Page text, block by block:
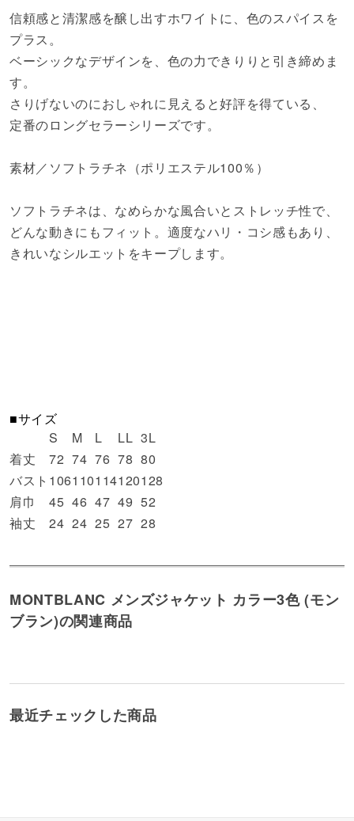
信頼感と清潔感を醸し出すホワイトに、色のスパイスを
プラス。
ベーシックなデザインを、色の力できりりと引き締めま
す。
さりげないのにおしゃれに見えると好評を得ている、
定番のロングセラーシリーズです。
素材／ソフトラチネ（ポリエステル100％）
ソフトラチネは、なめらかな風合いとストレッチ性で、
どんな動きにもフィット。適度なハリ・コシ感もあり、
きれいなシルエットをキープします。
■サイズ
S
M L LL 3L
着丈
72 74 76 78 80
バスト 106110114120128
肩巾
45 46 47 49 52
袖丈
24 24 25 27 28
MONTBLANC メンズジャケット カラー3色 (モン
ブラン)の関連商品
最近チェックした商品